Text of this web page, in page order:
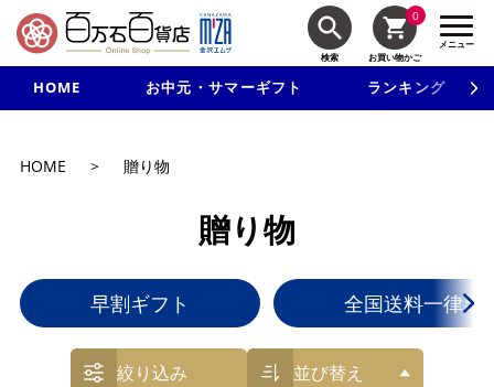
検索
0
お買い物かご
メニュー
HOME お中元・サマーギフト ランキング
新規入会で3千円以上で使える500円クーポンを進呈！
HOME > 贈り物
贈り物
早割ギフト 全国送料一律ギ
絞り込み 並び替え